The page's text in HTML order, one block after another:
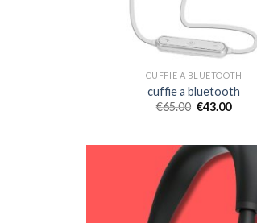
CUFFIE A BLUETOOTH
cuffie a bluetooth
€65.00 €43.00